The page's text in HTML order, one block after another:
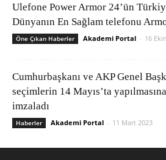
Ulefone Power Armor 24’ün
Dünyanın En Sağlam telefonu
Öne Çıkan Haberler Akademi Portal - 16
Cumhurbaşkanı ve AKP Genel
seçimlerin 14 Mayıs’ta
imzaladı
Haberler Akademi Portal - 11 Mart 2023